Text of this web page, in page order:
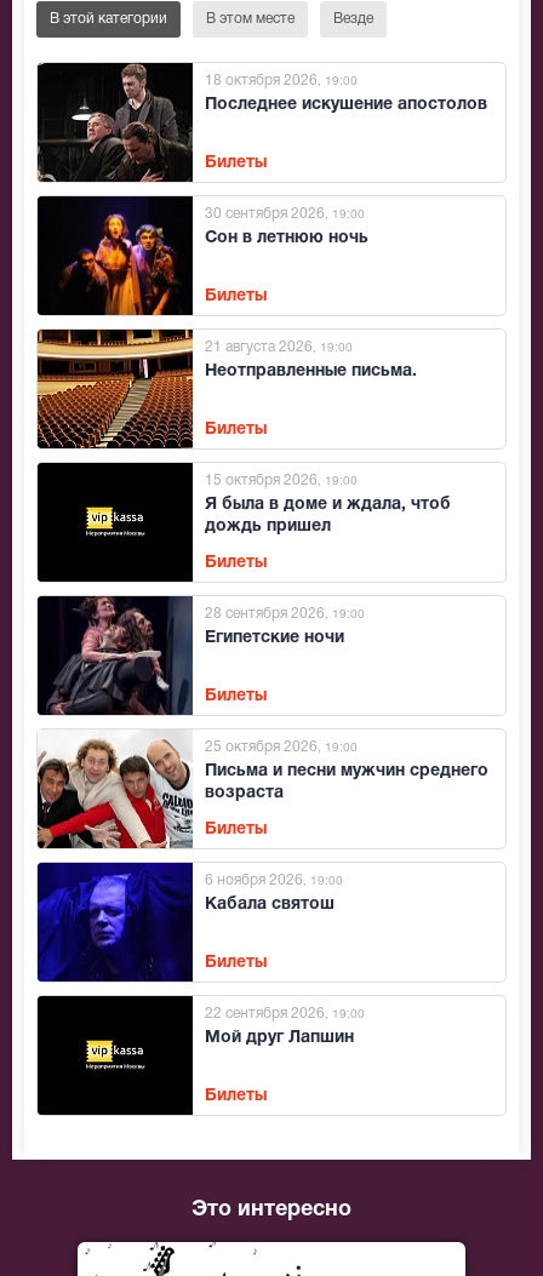
В этой категории В этом месте Везде
Последнее искушение апостолов
18 октября 2026 , 19:00
Билеты
Сон в летнюю ночь
30 сентября 2026 , 19:00
Билеты
Неотправленные письма.
21 августа 2026 , 19:00
Билеты
Я была в доме и ждала, чтоб
дождь пришел
15 октября 2026 , 19:00
Билеты
Египетские ночи
28 сентября 2026 , 19:00
Билеты
Письма и песни мужчин среднего
возраста
25 октября 2026 , 19:00
Билеты
Кабала святош
6 ноября 2026 , 19:00
Билеты
Мой друг Лапшин
22 сентября 2026 , 19:00
Билеты
Это интересно